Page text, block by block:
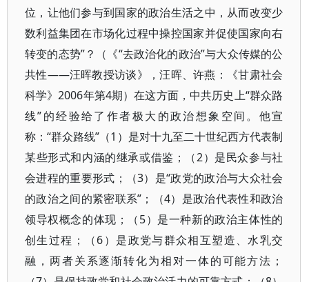
位，让他们参与到国家的政治生活之中，从而改变少
数利益集团在市场化过程中操控国家并促使国家向右
转变的态势”？（《“去政治化的政治”与大众传媒的公
共性——汪晖教授访谈》，汪晖、许燕：《甘肃社会
科学》2006年第4期）在这方面，中共历史上“群众路
线”的经验给了作者极大的政治想象空间。他宣
称：“群众路线”（1）是对十九至二十世纪西方代表制
某些形式和内涵的继承或借鉴；（2）是民众参与社
会进程的重要形式；（3）是“政党的政治与大众社会
的政治之间的紧密联系”；（4）是政治代表性和政治
领导权概念的体现；（5）是一种新的政治主体性的
创生过程；（6）是政党与群众相互塑造、水乳交
融，两者关系逐渐转化为相对一体的可能方法；